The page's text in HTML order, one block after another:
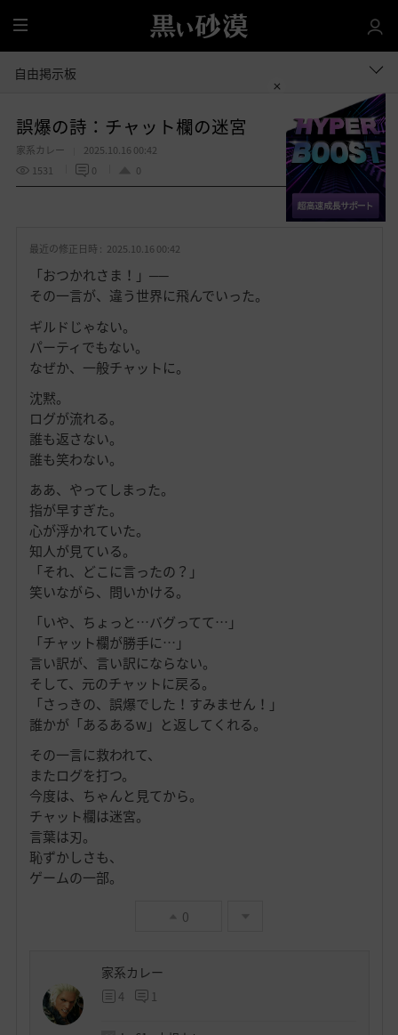
全
体
自由掲示板
誤爆の詩：チャット欄の迷宮
家系カレー
2025.10.16 00:42
1531
0 0
お 共有する
最近の修正日時 : 2025.10.16 00:42
「おつかれさま！」──
その一言が、違う世界に飛んでいった。
ギルドじゃない。
パーティでもない。
なぜか、一般チャットに。
沈黙。
ログが流れる。
誰も返さない。
誰も笑わない。
ああ、やってしまった。
指が早すぎた。
心が浮かれていた。
知人が見ている。
「それ、どこに言ったの？」
笑いながら、問いかける。
「いや、ちょっと…バグってて…」
「チャット欄が勝手に…」
言い訳が、言い訳にならない。
そして、元のチャットに戻る。
「さっきの、誤爆でした！すみません！」
誰かが「あるあるw」と返してくれる。
その一言に救われて、
またログを打つ。
今度は、ちゃんと見てから。
チャット欄は迷宮。
言葉は刃。
恥ずかしさも、
ゲームの一部。
0
家系カレー
4 1